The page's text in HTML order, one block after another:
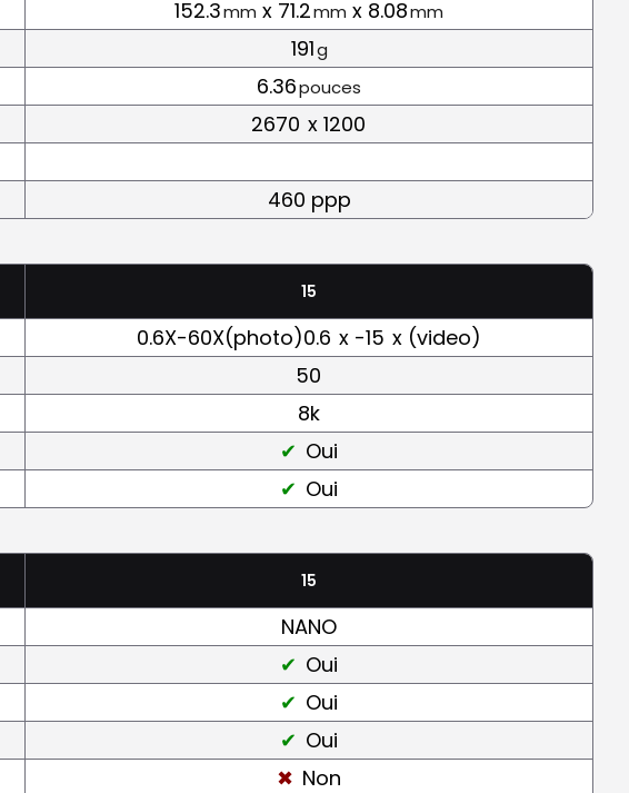
152.3mm x 71.2mm x 8.08mm
191g
6.36pouces
2670 x 1200
460 ppp
15
0.6X-60X(photo)0.6 x -15 x (video)
50
8k
Oui
Oui
15
NANO
Oui
Oui
Oui
Non